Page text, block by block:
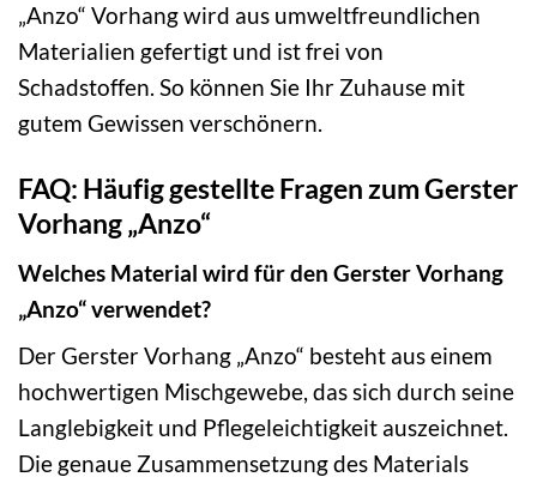
„Anzo“ Vorhang wird aus umweltfreundlichen
Materialien gefertigt und ist frei von
Schadstoffen. So können Sie Ihr Zuhause mit
gutem Gewissen verschönern.
FAQ: Häufig gestellte Fragen zum Gerster
Vorhang „Anzo“
Welches Material wird für den Gerster Vorhang
„Anzo“ verwendet?
Der Gerster Vorhang „Anzo“ besteht aus einem
hochwertigen Mischgewebe, das sich durch seine
Langlebigkeit und Pflegeleichtigkeit auszeichnet.
Die genaue Zusammensetzung des Materials